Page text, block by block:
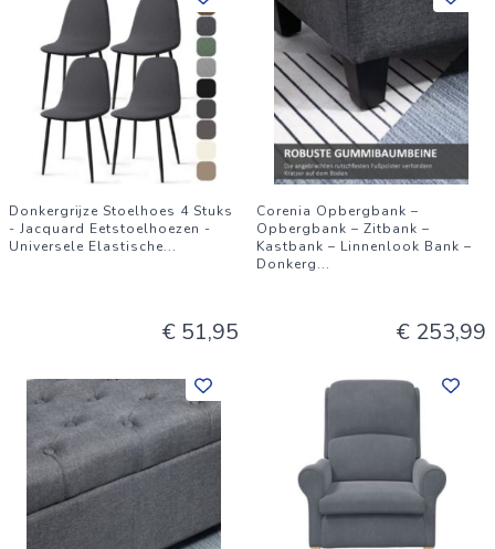
Donkergrijze Stoelhoes 4 Stuks
- Jacquard Eetstoelhoezen -
Universele Elastische...
€ 51,95
Corenia Opbergbank –
Opbergbank – Zitbank –
Kastbank – Linnenlook Bank –
Donkerg...
€ 253,99